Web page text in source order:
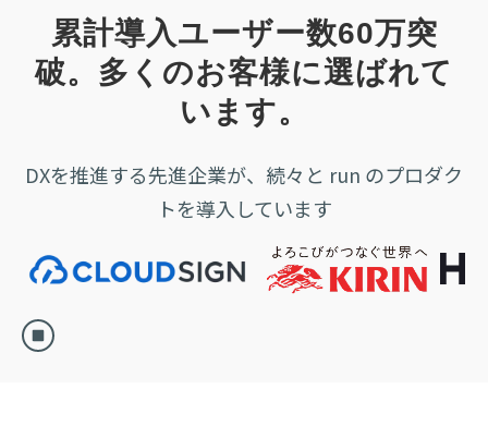
累計導入ユーザー数60万突
破。多くのお客様に選ばれて
います。
DXを推進する先進企業が、続々と run のプロダク
トを導入しています